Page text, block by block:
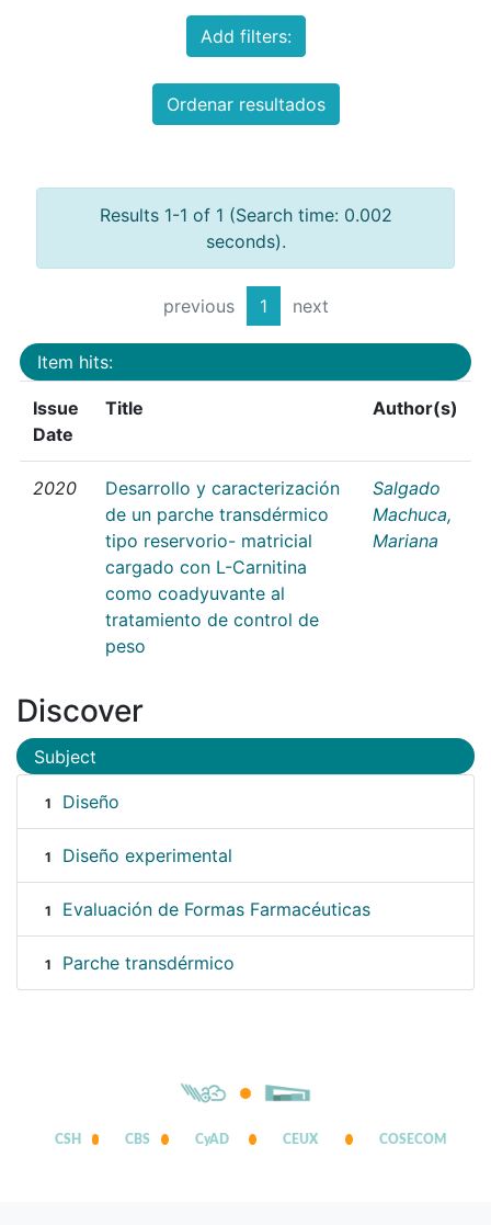
Add filters:
Ordenar resultados
Results 1-1 of 1 (Search time: 0.002
seconds).
previous 1 next
Item hits:
Issue
Date
Title Author(s)
2020
Desarrollo y caracterización
de un parche transdérmico
tipo reservorio- matricial
cargado con L-Carnitina
como coadyuvante al
tratamiento de control de
peso
Salgado
Machuca,
Mariana
Discover
Subject
1 Diseño
1 Diseño experimental
1 Evaluación de Formas Farmacéuticas
1 Parche transdérmico
CSH CBS CyAD CEUX COSECOM